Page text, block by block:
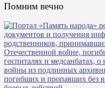
Помним вечно